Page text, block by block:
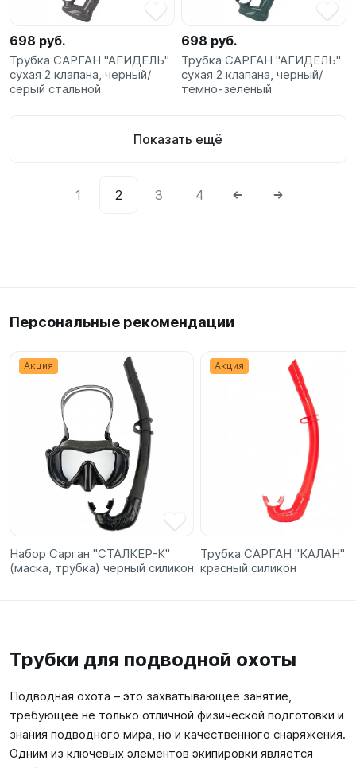
698 руб.
Трубка САРГАН "АГИДЕЛЬ"
сухая 2 клапана, черный/
серый стальной
698 руб.
Трубка САРГАН "АГИДЕЛЬ"
сухая 2 клапана, черный/
темно-зеленый
Показать ещё
1 2 3 4
Персональные рекомендации
Акция
Набор Сарган "СТАЛКЕР-К"
(маска, трубка) черный силикон
Акция
Трубка САРГАН "КАЛАН"
красный силикон
Трубки для подводной охоты
Подводная охота – это захватывающее занятие,
требующее не только отличной физической подготовки и
знания подводного мира, но и качественного снаряжения.
Одним из ключевых элементов экипировки является